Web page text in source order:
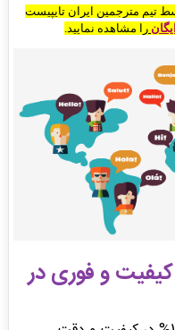
تیم مترجمین ایران تایپیست
را مشاهده نمایید.
و فوری در